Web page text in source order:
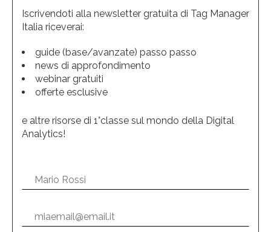
Iscrivendoti alla newsletter gratuita di Tag Manager
Italia riceverai:
guide (base/avanzate) passo passo
news di approfondimento
webinar gratuiti
offerte esclusive
e altre risorse di 1°classe sul mondo della Digital
Analytics!